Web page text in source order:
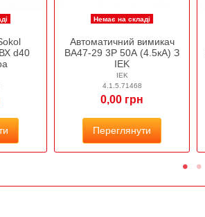
d40
Немає на складі
Автоматичний вимикач
ВА47-29 3Р 50А (4.5кА) З
IEK
IEK
4.1.5.71468
0,00 грн
Переглянути